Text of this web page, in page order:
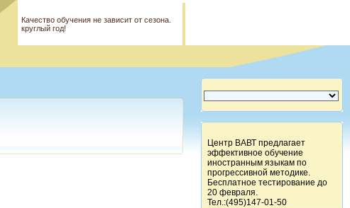
Качество обучения не зависит от сезона.
круглый год!
Центр ВАВТ предлагает
эффективное обучение
иностранным языкам по
прогрессивной методике.
Бесплатное тестирование до
20 февраля.
Тел.:(495)147-01-50